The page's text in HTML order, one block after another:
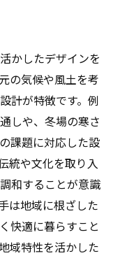
かしたデザインを
の気候や風土を考
計が特徴です。例
しや、冬場の寒さ
課題に対応した設
統や文化を取り入
和することが意識
は地域に根ざした
快適に暮らすこと
域特性を活かした